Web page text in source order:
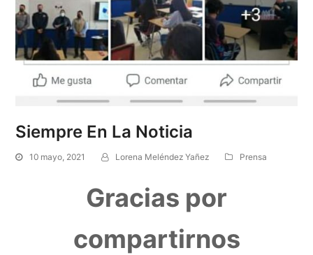
Siempre En La Noticia
10 mayo, 2021 Lorena Meléndez Yañez Prensa
Gracias por
compartirnos